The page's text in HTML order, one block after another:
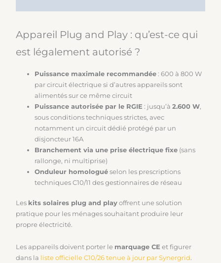
Appareil Plug and Play : qu’est-ce qui
est légalement autorisé ?
Puissance maximale recommandée : 600 à 800 W
par circuit électrique si d’autres appareils sont
alimentés sur ce même circuit
Puissance autorisée par le RGIE : jusqu’à2.600 W,
sous conditions techniques strictes, avec
notamment un circuit dédié protégé par un
disjoncteur 16A
Branchement via une prise électrique fixe (sans
rallonge, ni multiprise)
Onduleur homologué selon les prescriptions
techniques C10/11 des gestionnaires de réseau
Les kits solaires plug and play offrent une solution
pratique pour les ménages souhaitant produire leur
propre électricité.
Les appareils doivent porter le marquage CE et figurer
dans la liste officielle C10/26 tenue à jour par Synergrid.